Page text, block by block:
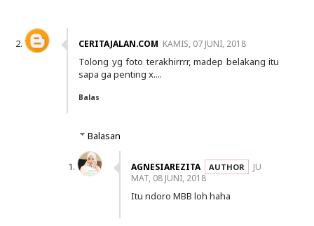
CERITAJALAN.COM KAMIS, 07 JUNI, 2018
Tolong yg foto terakhirrrr, madep belakang itu
sapa ga penting x....
Balas
Balasan
AGNESIAREZITA
JU
MAT, 08 JUNI, 2018
Itu ndoro MBB loh haha